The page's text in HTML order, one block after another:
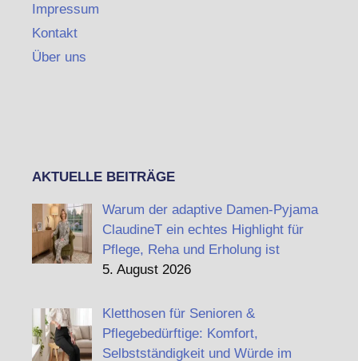
Impressum
Kontakt
Über uns
AKTUELLE BEITRÄGE
Warum der adaptive Damen-Pyjama
ClaudineT ein echtes Highlight für
Pflege, Reha und Erholung ist
5. August 2026
Kletthosen für Senioren &
Pflegebedürftige: Komfort,
Selbstständigkeit und Würde im